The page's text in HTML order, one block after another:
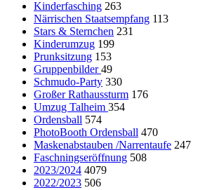
Kinderfasching 263
Närrischen Staatsempfang 113
Stars & Sternchen 231
Kinderumzug 199
Prunksitzung 153
Gruppenbilder49
Schmudo-Party 330
Großer Rathaussturm 176
Umzug Talheim 354
Ordensball 574
PhotoBooth Ordensball 470
Maskenabstauben /Narrentaufe 247
Faschningseröffnung 508
2023/2024 4079
2022/2023 506